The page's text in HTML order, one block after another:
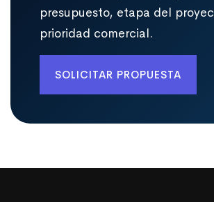
presupuesto, etapa del
prioridad comercial.
SOLICITAR PROPUESTA